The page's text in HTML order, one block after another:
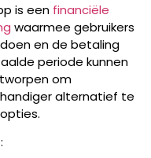
is een financiële
waarmee gebruikers
en de betaling
periode kunnen
om
alternatief te